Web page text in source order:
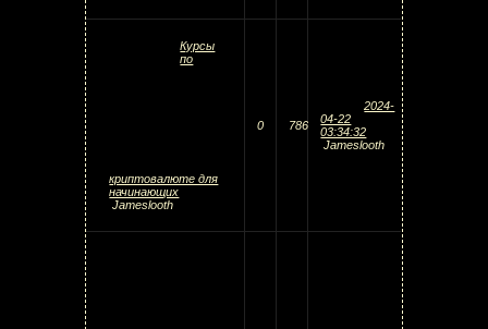
Курсы
по
криптовалюте для
начинающих
Jameslooth
0 786
2024-
04-22
03:34:32
Jameslooth